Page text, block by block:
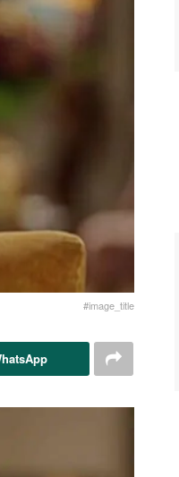
#image_title